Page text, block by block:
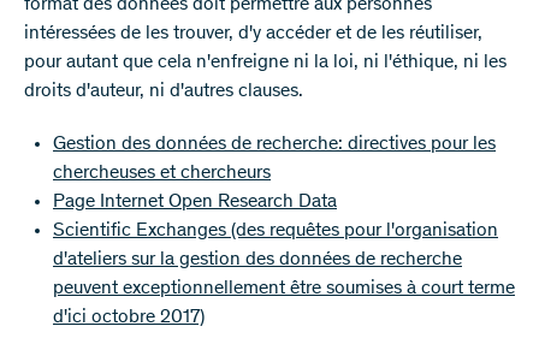
format des données doit permettre aux personnes
intéressées de les trouver, d'y accéder et de les réutiliser,
pour autant que cela n'enfreigne ni la loi, ni l'éthique, ni les
droits d'auteur, ni d'autres clauses.
Gestion des données de recherche: directives pour les
chercheuses et chercheurs
Page Internet Open Research Data
Scientific Exchanges (des requêtes pour l'organisation
d'ateliers sur la gestion des données de recherche
peuvent exceptionnellement être soumises à court terme
d'ici octobre 2017)